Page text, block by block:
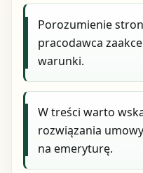
Porozumienie
pracodawca
warunki.
W treści warto
rozwiązania
na emeryturę.